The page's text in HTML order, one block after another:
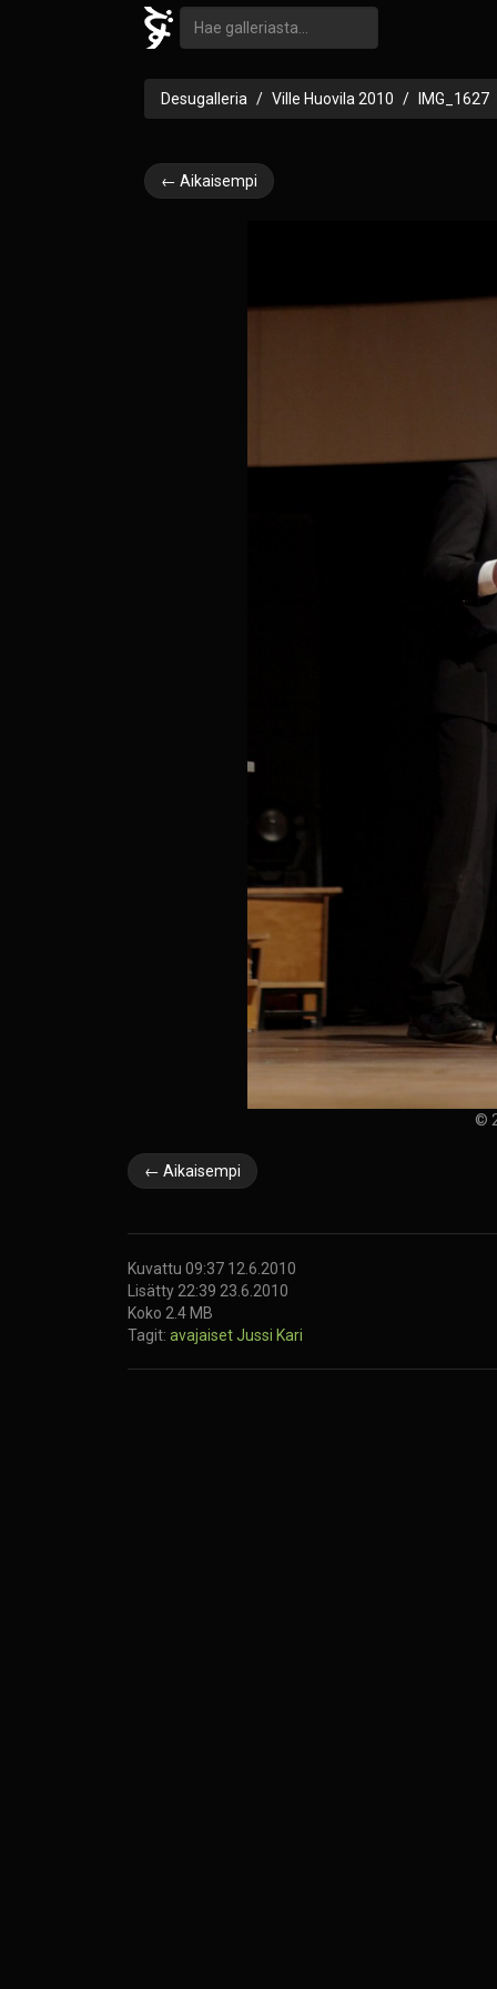
Desugalleria Ville Huovila 2010 IMG_1627
← Aikaisempi
©
← Aikaisempi
Kuvattu 09:37 12.6.2010
Lisätty 22:39 23.6.2010
Koko 2.4 MB
Tagit: avajaisetJussi Kari